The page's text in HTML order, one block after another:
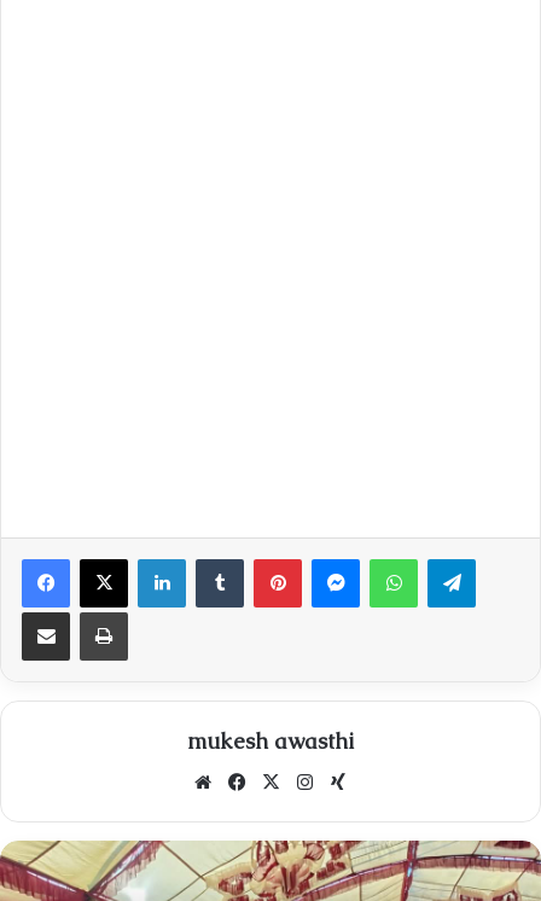
Facebook
X LinkedInTumblr PinterestMessengerWhatsApp
Share via Email Print
mukesh awasthi
WebsiteFacebook
X Instagram